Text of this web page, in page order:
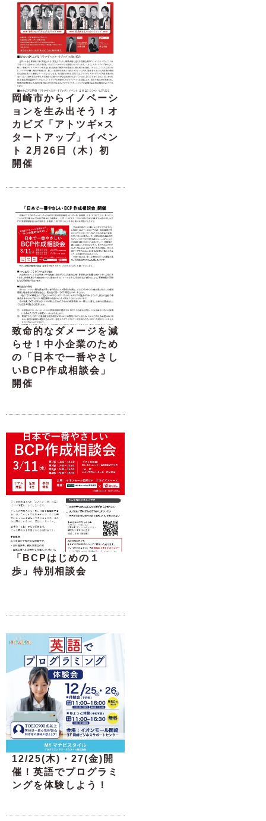
岡崎市からイノベーシ
ョンを生み出そう！オ
カビズ「アトツギ×ス
タートアップ」イベン
ト 2月26日（木）初
開催
致命的なダメージを減
らせ！中小企業のため
の「日本で一番やさし
いBCP作成相談会」
開催
「BCPはじめの１
歩」特別相談会
12/25(木)・27(金)開
催！英語でプログラミ
ングを体験しよう！